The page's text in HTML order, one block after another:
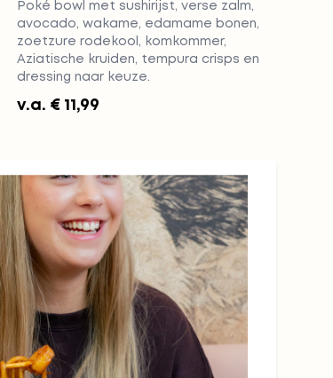
Poké bowl met sushirijst, verse zalm,
avocado, wakame, edamame bonen,
zoetzure rodekool, komkommer,
Aziatische kruiden, tempura crisps en
dressing naar keuze.
v.a. € 11,99